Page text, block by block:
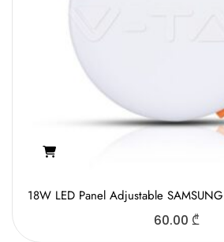
18W LED Panel Adjustable
60.00 ₾